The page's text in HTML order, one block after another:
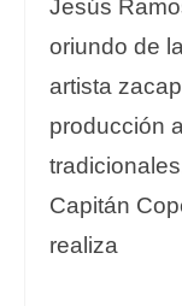
Jesús
oriundo de
artista
producción
Capitán
realiza